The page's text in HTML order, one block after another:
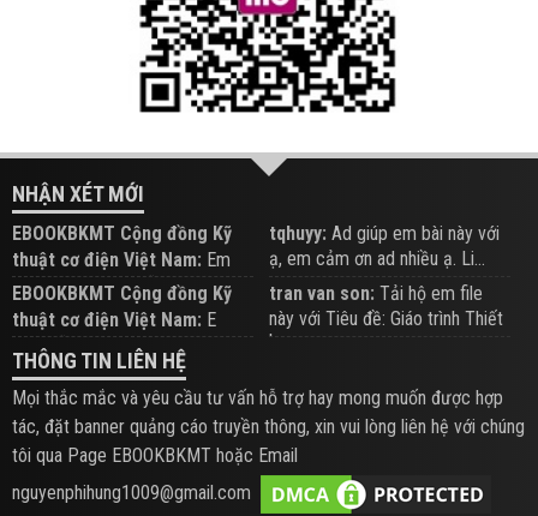
NHẬN XÉT MỚI
EBOOKBKMT Cộng đồng Kỹ
thuật cơ điện Việt Nam: Em
đăng trên Group hỗ trợ nhé
tqhuyy: Ad giúp em bài này với
ạ, em cảm ơn ad nhiều ạ. Li...
EBOOKBKMT Cộng đồng Kỹ
thuật cơ điện Việt Nam: E
xem hỗ trợ trên Group
tran van son: Tải hộ em file
này với Tiêu đề: Giáo trình Thiết
b...
THÔNG TIN LIÊN HỆ
Mọi thắc mắc và yêu cầu tư vấn hỗ trợ hay mong muốn được hợp
tác, đặt banner quảng cáo truyền thông, xin vui lòng liên hệ với chúng
tôi qua Page EBOOKBKMT hoặc Email
nguyenphihung1009@gmail.com